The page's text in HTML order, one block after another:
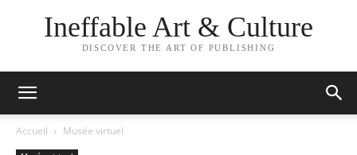
Ineffable Art & Culture
DISCOVER THE ART OF PUBLISHING
Accueil Musée virtuel